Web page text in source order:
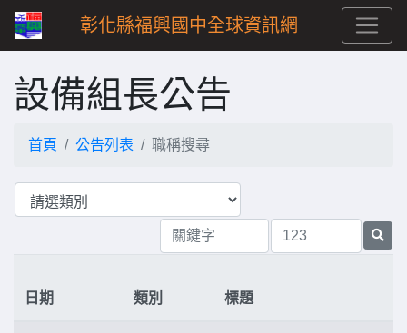
彰化縣福興國中全球資訊網
設備組長公告
首頁 公告列表 職稱搜尋
日期 類別 標題